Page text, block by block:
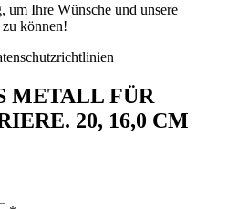
Ihre Wünsche und unsere
zu können!
METALL FÜR
20, 16,0 CM